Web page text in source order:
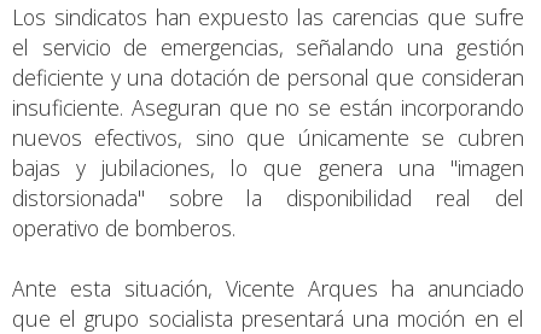
Los sindicatos han expuesto las carencias que sufre
el servicio de emergencias, señalando una gestión
deficiente y una dotación de personal que consideran
insuficiente. Aseguran que no se están incorporando
nuevos efectivos, sino que únicamente se cubren
bajas y jubilaciones, lo que genera una "imagen
distorsionada" sobre la disponibilidad real del
operativo de bomberos.
Ante esta situación, Vicente Arques ha anunciado
que el grupo socialista presentará una moción en el